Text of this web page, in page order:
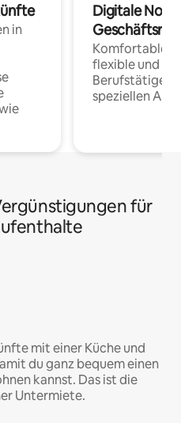
in
Digitale
Komfortable
flexible und
Berufstätige
speziellen
für
mit einer Küche und
du ganz bequem einen
kannst. Das ist die
Untermiete.